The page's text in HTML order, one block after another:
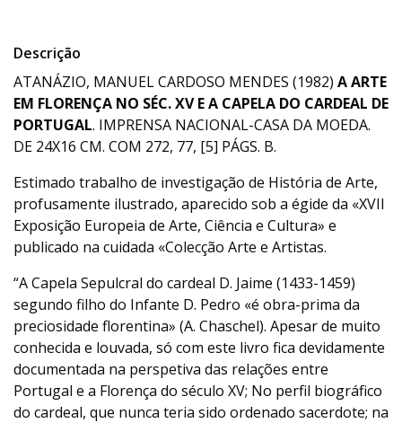
Descrição
ATANÁZIO, MANUEL CARDOSO MENDES (1982) A ARTE
EM FLORENÇA NO SÉC. XV E A CAPELA DO CARDEAL DE
PORTUGAL. IMPRENSA NACIONAL-CASA DA MOEDA.
DE 24X16 CM. COM 272, 77, [5] PÁGS. B.
Estimado trabalho de investigação de História de Arte,
profusamente ilustrado, aparecido sob a égide da «XVII
Exposição Europeia de Arte, Ciência e Cultura» e
publicado na cuidada «Colecção Arte e Artistas.
“A Capela Sepulcral do cardeal D. Jaime (1433-1459)
segundo filho do Infante D. Pedro «é obra-prima da
preciosidade florentina» (A. Chaschel). Apesar de muito
conhecida e louvada, só com este livro fica devidamente
documentada na perspetiva das relações entre
Portugal e a Florença do século XV; No perfil biográfico
do cardeal, que nunca teria sido ordenado sacerdote; na